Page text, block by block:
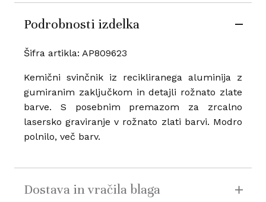
Podrobnosti izdelka
Šifra artikla: AP809623
Kemični svinčnik iz recikliranega aluminija z
gumiranim zaključkom in detajli rožnato zlate
barve. S posebnim premazom za zrcalno
lasersko graviranje v rožnato zlati barvi. Modro
polnilo, več barv.
Dostava in vračila blaga